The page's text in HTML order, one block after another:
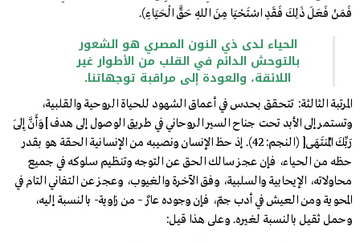
فَمَنْ فَعَلَ ذَلِكَ فَقَدِ اسْتَحْيَا مِنَ اللهِ حَقَّ الْحَيَاءِ).
الحياء لدى ذي النون المصري هو الشعور
بالتوحش الدائم في القلب من الأطوار غير
اللائقة، والعودة إلى مراقبة توجهاتنا.
المرتبة الثالثة: تتحقق بحدس في أعماق الشهود للحياة الروحية والقلبية،
وتستمر إلى الأبد تحت جناح السير الروحاني في طريق الوصول إلى هدف ]وَأَنَّ إِلَى
رَبِّكَ الْمُنتَهَى[ (النجم:42). إذ حظ الإنسان ونصيبه من الإنسانية الحقة هو بقدر
حظه من الحياء، فإن عجز سالك الحق عن التوجه وتنظيم سلوكه في جميع
محاولاته، الإيحابية والسلبية، وفق الآخرة والغيوب، وعجز عن التفاني التام في
المحوية ومن العيش في أدب جمّ، فإن وجوده عارٌ – من زاوية- بالنسبة إليه،
وحمل ثقيل بالنسبة لغيره. وعلى هذا قيل: